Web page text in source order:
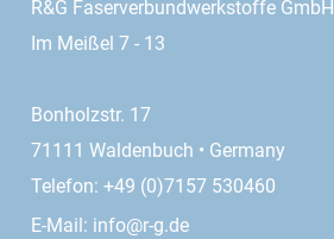
R&G Faserverbundwerkstoffe GmbH
Im Meißel 7 - 13
Bonholzstr. 17
71111 Waldenbuch • Germany
Telefon: +49 (0)7157 530460
E-Mail: info@r-g.de